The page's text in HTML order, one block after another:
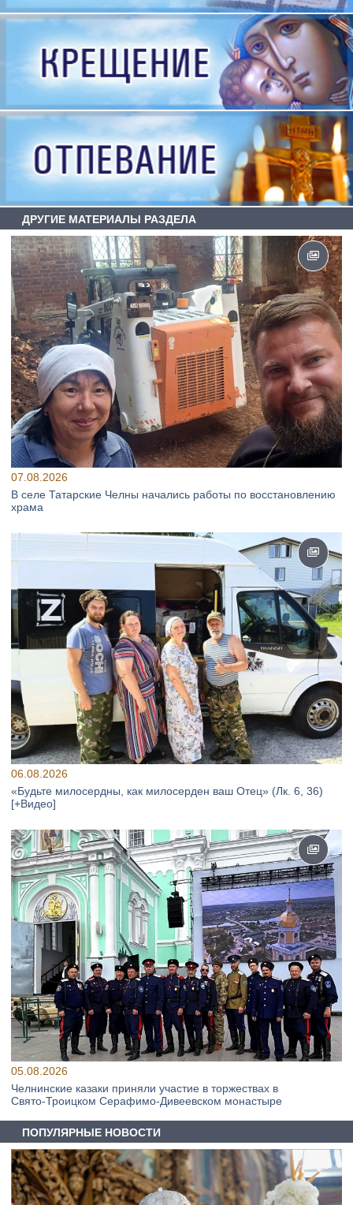
ДРУГИЕ МАТЕРИАЛЫ РАЗДЕЛА
07.08.2026
В селе Татарские Челны начались работы по восстановлению
храма
06.08.2026
«Будьте милосердны, как милосерден ваш Отец» (Лк. 6, 36)
[+Видео]
05.08.2026
Челнинские казаки приняли участие в торжествах в
Свято‑Троицком Серафимо‑Дивеевском монастыре
ПОПУЛЯРНЫЕ НОВОСТИ